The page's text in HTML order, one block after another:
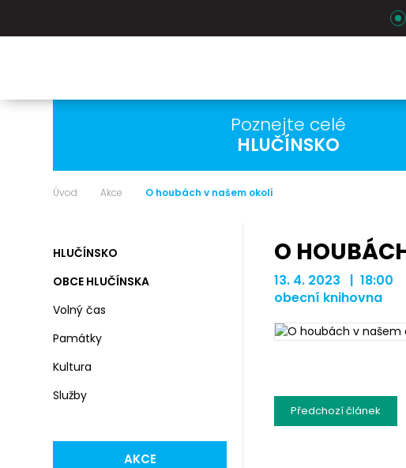
Poznejte celé
HLUČÍNSKO
Úvod Akce O houbách v našem okolí
HLUČÍNSKO
OBCE HLUČÍNSKA
Volný čas
Památky
Kultura
Služby
AKCE
O
13. 4. 2023 | 18:00
obecní knihovna
Předchozíčlánek